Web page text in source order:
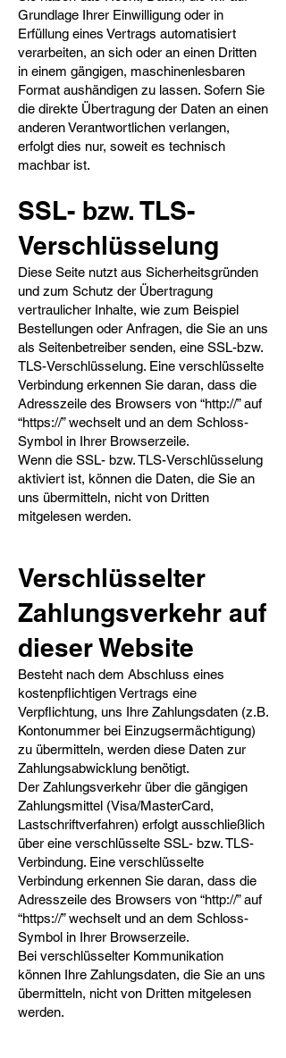
Grundlage Ihrer Einwilligung oder in
Erfüllung eines Vertrags automatisiert
verarbeiten, an sich oder an einen Dritten
in einem gängigen, maschinenlesbaren
Format aushändigen zu lassen. Sofern Sie
die direkte Übertragung der Daten an einen
anderen Verantwortlichen verlangen,
erfolgt dies nur, soweit es technisch
machbar ist.
SSL- bzw. TLS-
Verschlüsselung​
Diese Seite nutzt aus Sicherheitsgründen
und zum Schutz der Übertragung
vertraulicher Inhalte, wie zum Beispiel
Bestellungen oder Anfragen, die Sie an uns
als Seitenbetreiber senden, eine SSL-bzw.
TLS-Verschlüsselung. Eine verschlüsselte
Verbindung erkennen Sie daran, dass die
Adresszeile des Browsers von “http://” auf
“https://” wechselt und an dem Schloss-
Symbol in Ihrer Browserzeile.
Wenn die SSL- bzw. TLS-Verschlüsselung
aktiviert ist, können die Daten, die Sie an
uns übermitteln, nicht von Dritten
mitgelesen werden.
Verschlüsselter
Zahlungsverkehr auf
dieser Website​
Besteht nach dem Abschluss eines
kostenpflichtigen Vertrags eine
Verpflichtung, uns Ihre Zahlungsdaten (z.B.
Kontonummer bei Einzugsermächtigung)
zu übermitteln, werden diese Daten zur
Zahlungsabwicklung benötigt.
Der Zahlungsverkehr über die gängigen
Zahlungsmittel (Visa/MasterCard,
Lastschriftverfahren) erfolgt ausschließlich
über eine verschlüsselte SSL- bzw. TLS-
Verbindung. Eine verschlüsselte
Verbindung erkennen Sie daran, dass die
Adresszeile des Browsers von “http://” auf
“https://” wechselt und an dem Schloss-
Symbol in Ihrer Browserzeile.
Bei verschlüsselter Kommunikation
können Ihre Zahlungsdaten, die Sie an uns
übermitteln, nicht von Dritten mitgelesen
werden.